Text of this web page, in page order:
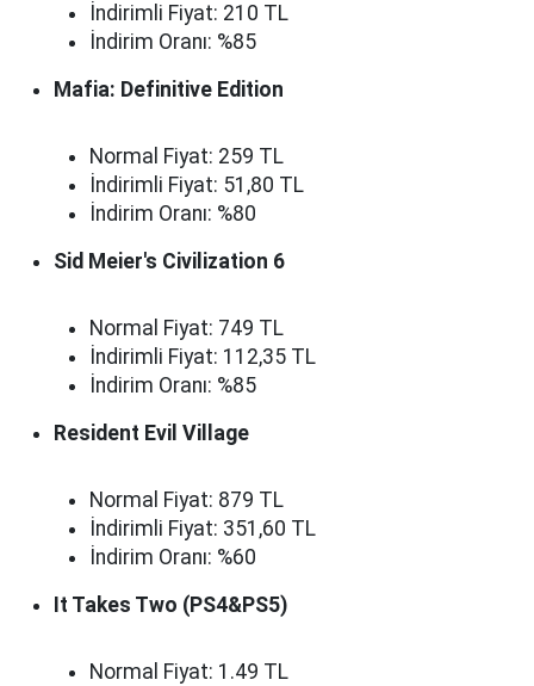
İndirimli Fiyat: 210 TL
İndirim Oranı: %85
Mafia: Definitive Edition
Normal Fiyat: 259 TL
İndirimli Fiyat: 51,80 TL
İndirim Oranı: %80
Sid Meier's Civilization 6
Normal Fiyat: 749 TL
İndirimli Fiyat: 112,35 TL
İndirim Oranı: %85
Resident Evil Village
Normal Fiyat: 879 TL
İndirimli Fiyat: 351,60 TL
İndirim Oranı: %60
It Takes Two (PS4&PS5)
Normal Fiyat: 1.49 TL